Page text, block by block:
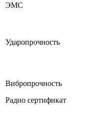
ЭMC
Ударопрочность
Вибропрочность
Радио сертификат